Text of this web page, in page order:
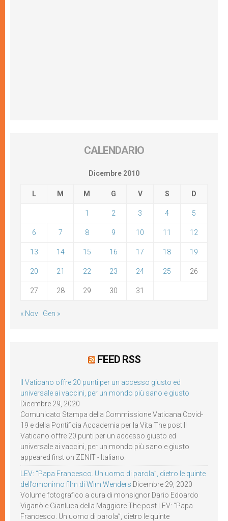
CALENDARIO
Dicembre 2010
L M M G V S D
1 2 3 4 5
6 7 8 9 10 11 12
13 14 15 16 17 18 19
20 21 22 23 24 25 26
27 28 29 30 31
« Nov Gen »
FEED RSS
Il Vaticano offre 20 punti per un accesso giusto ed
universale ai vaccini, per un mondo più sano e giusto
Dicembre 29, 2020
Comunicato Stampa della Commissione Vaticana Covid-
19 e della Pontificia Accademia per la Vita The post Il
Vaticano offre 20 punti per un accesso giusto ed
universale ai vaccini, per un mondo più sano e giusto
appeared first on ZENIT - Italiano.
LEV: “Papa Francesco. Un uomo di parola”, dietro le quinte
dell’omonimo film di Wim Wenders Dicembre 29, 2020
Volume fotografico a cura di monsignor Dario Edoardo
Viganò e Gianluca della Maggiore The post LEV: “Papa
Francesco. Un uomo di parola”, dietro le quinte